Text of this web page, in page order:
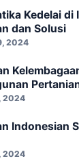
Kedelai di
dan Solusi
2024
2024
Indonesian
2024